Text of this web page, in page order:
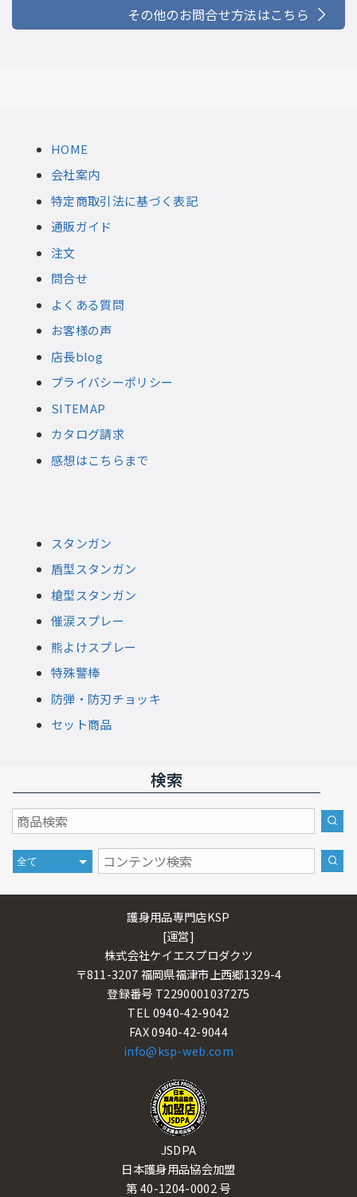
その他のお問合せ方法はこちら
HOME
会社案内
特定商取引法に基づく表記
通販ガイド
注文
問合せ
よくある質問
お客様の声
店長blog
プライバシーポリシー
SITEMAP
カタログ請求
感想はこちらまで
スタンガン
盾型スタンガン
槍型スタンガン
催涙スプレー
熊よけスプレー
特殊警棒
防弾・防刃チョッキ
セット商品
検索
護身用品専門店KSP
[運営]
株式会社ケイエスプロダクツ
〒811-3207 福岡県福津市上西郷1329-4
登録番号 T2290001037275
TEL 0940-42-9042
FAX 0940-42-9044
info@ksp-web.com
JSDPA
日本護身用品協会加盟
第 40-1204-0002 号